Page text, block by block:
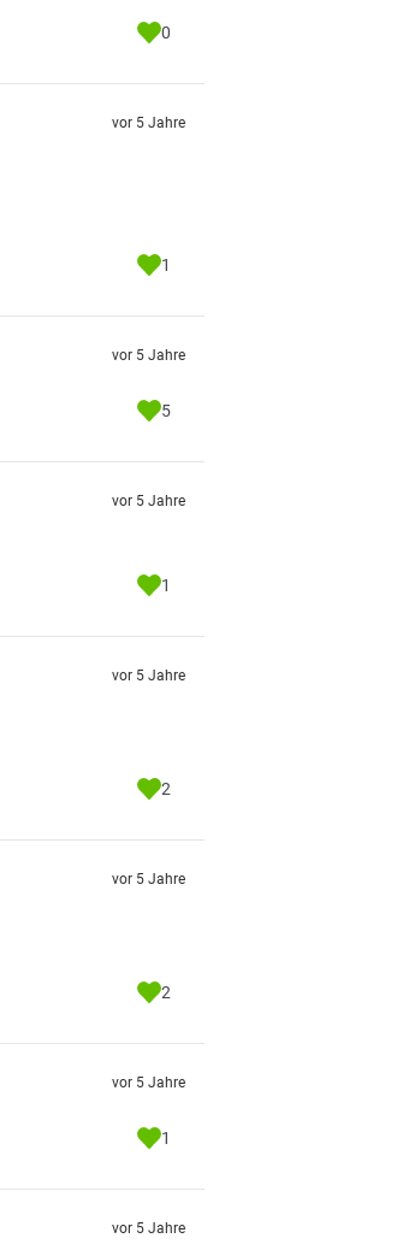
0
vor 5 Jahre
1
vor 5 Jahre
5
vor 5 Jahre
1
vor 5 Jahre
2
vor 5 Jahre
2
vor 5 Jahre
1
vor 5 Jahre